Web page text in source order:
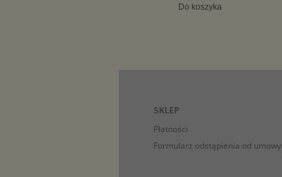
Do koszyka
SKLEP
Płatności
Formularz odstąpienia od umowy